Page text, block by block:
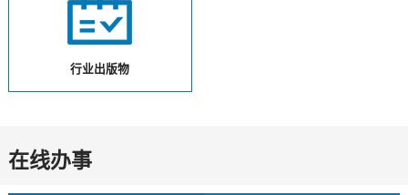
行业出版物
在线办事